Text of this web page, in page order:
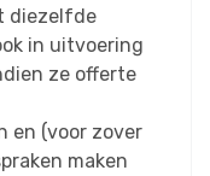
diezelfde
in uitvoering
ze offerte
en (voor zover
maken